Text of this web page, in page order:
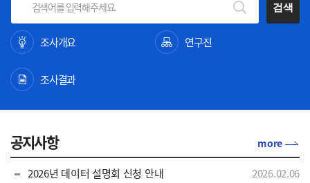
검색
조사개요 연구진
조사결과
공지사항
2026년 데이터 설명회 신청 안내 2026.02.06
more